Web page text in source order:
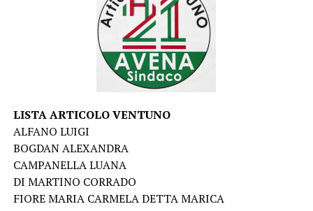
LISTA ARTICOLO VENTUNO
ALFANO LUIGI
BOGDAN ALEXANDRA
CAMPANELLA LUANA
DI MARTINO CORRADO
FIORE MARIA CARMELA DETTA MARICA